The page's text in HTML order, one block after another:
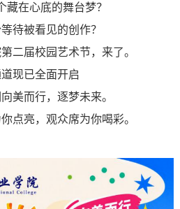
藏在心底的舞台梦？
待被看见的创作？
二届校园艺术节，来了。
现已全面开启
美而行，逐梦未来。
点亮，观众席为你喝彩。